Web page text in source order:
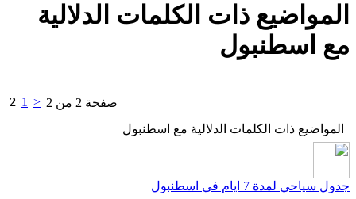
المواضيع ذات الكلمات الدلالية
مع اسطنبول
صفحة 2 من 2 <
1
2
المواضيع ذات الكلمات الدلالية مع اسطنبول
جدول سياحي لمدة 7 ايام في اسطنبول